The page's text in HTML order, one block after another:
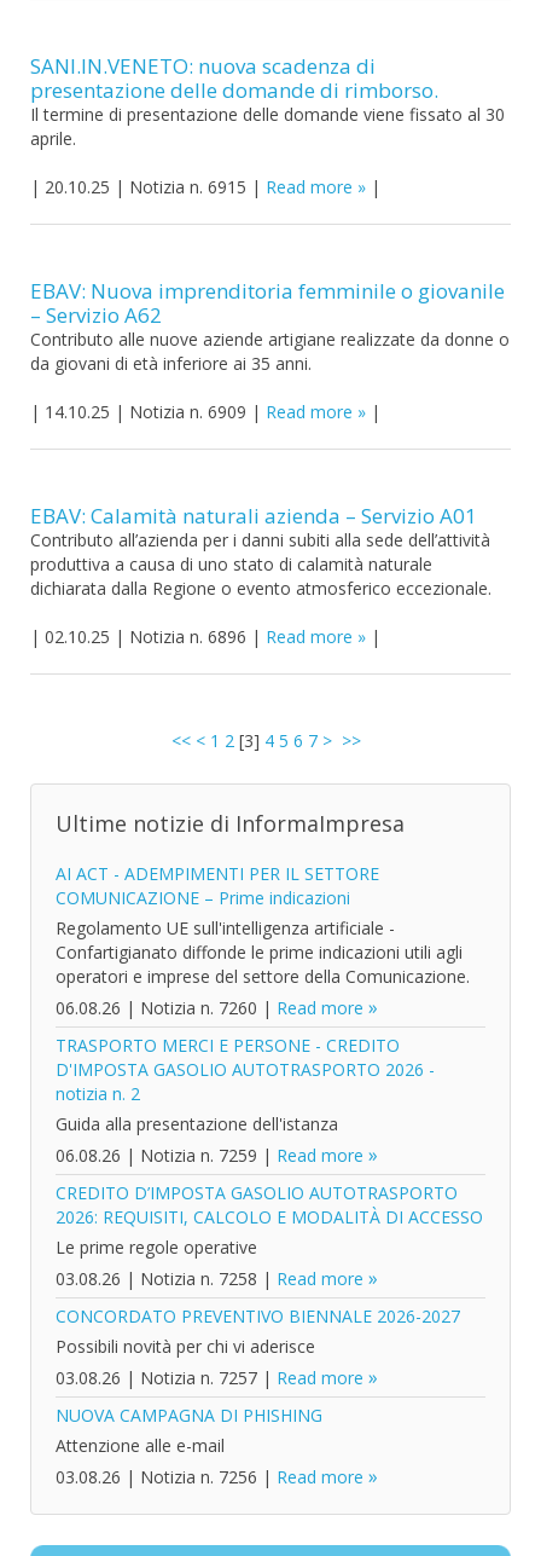
SANI.IN.VENETO: nuova scadenza di
presentazione delle domande di rimborso.
Il termine di presentazione delle domande viene fissato al 30
aprile.
| 20.10.25 | Notizia n. 6915 | Read more |
EBAV: Nuova imprenditoria femminile o giovanile
– Servizio A62
Contributo alle nuove aziende artigiane realizzate da donne o
da giovani di età inferiore ai 35 anni.
| 14.10.25 | Notizia n. 6909 | Read more |
EBAV: Calamità naturali azienda – Servizio A01
Contributo all’azienda per i danni subiti alla sede dell’attività
produttiva a causa di uno stato di calamità naturale
dichiarata dalla Regione o evento atmosferico eccezionale.
| 02.10.25 | Notizia n. 6896 | Read more |
<< < 1 2[3] 4 5 6 7 > >>
Ultime notizie di InformaImpresa
AI ACT - ADEMPIMENTI PER IL SETTORE
COMUNICAZIONE – Prime indicazioni
Regolamento UE sull'intelligenza artificiale -
Confartigianato diffonde le prime indicazioni utili agli
operatori e imprese del settore della Comunicazione.
06.08.26 | Notizia n. 7260 | Read more
TRASPORTO MERCI E PERSONE - CREDITO
D'IMPOSTA GASOLIO AUTOTRASPORTO 2026 -
notizia n. 2
Guida alla presentazione dell'istanza
06.08.26 | Notizia n. 7259 | Read more
CREDITO D’IMPOSTA GASOLIO AUTOTRASPORTO
2026: REQUISITI, CALCOLO E MODALITÀ DI ACCESSO
Le prime regole operative
03.08.26 | Notizia n. 7258 | Read more
CONCORDATO PREVENTIVO BIENNALE 2026-2027
Possibili novità per chi vi aderisce
03.08.26 | Notizia n. 7257 | Read more
NUOVA CAMPAGNA DI PHISHING
Attenzione alle e-mail
03.08.26 | Notizia n. 7256 | Read more